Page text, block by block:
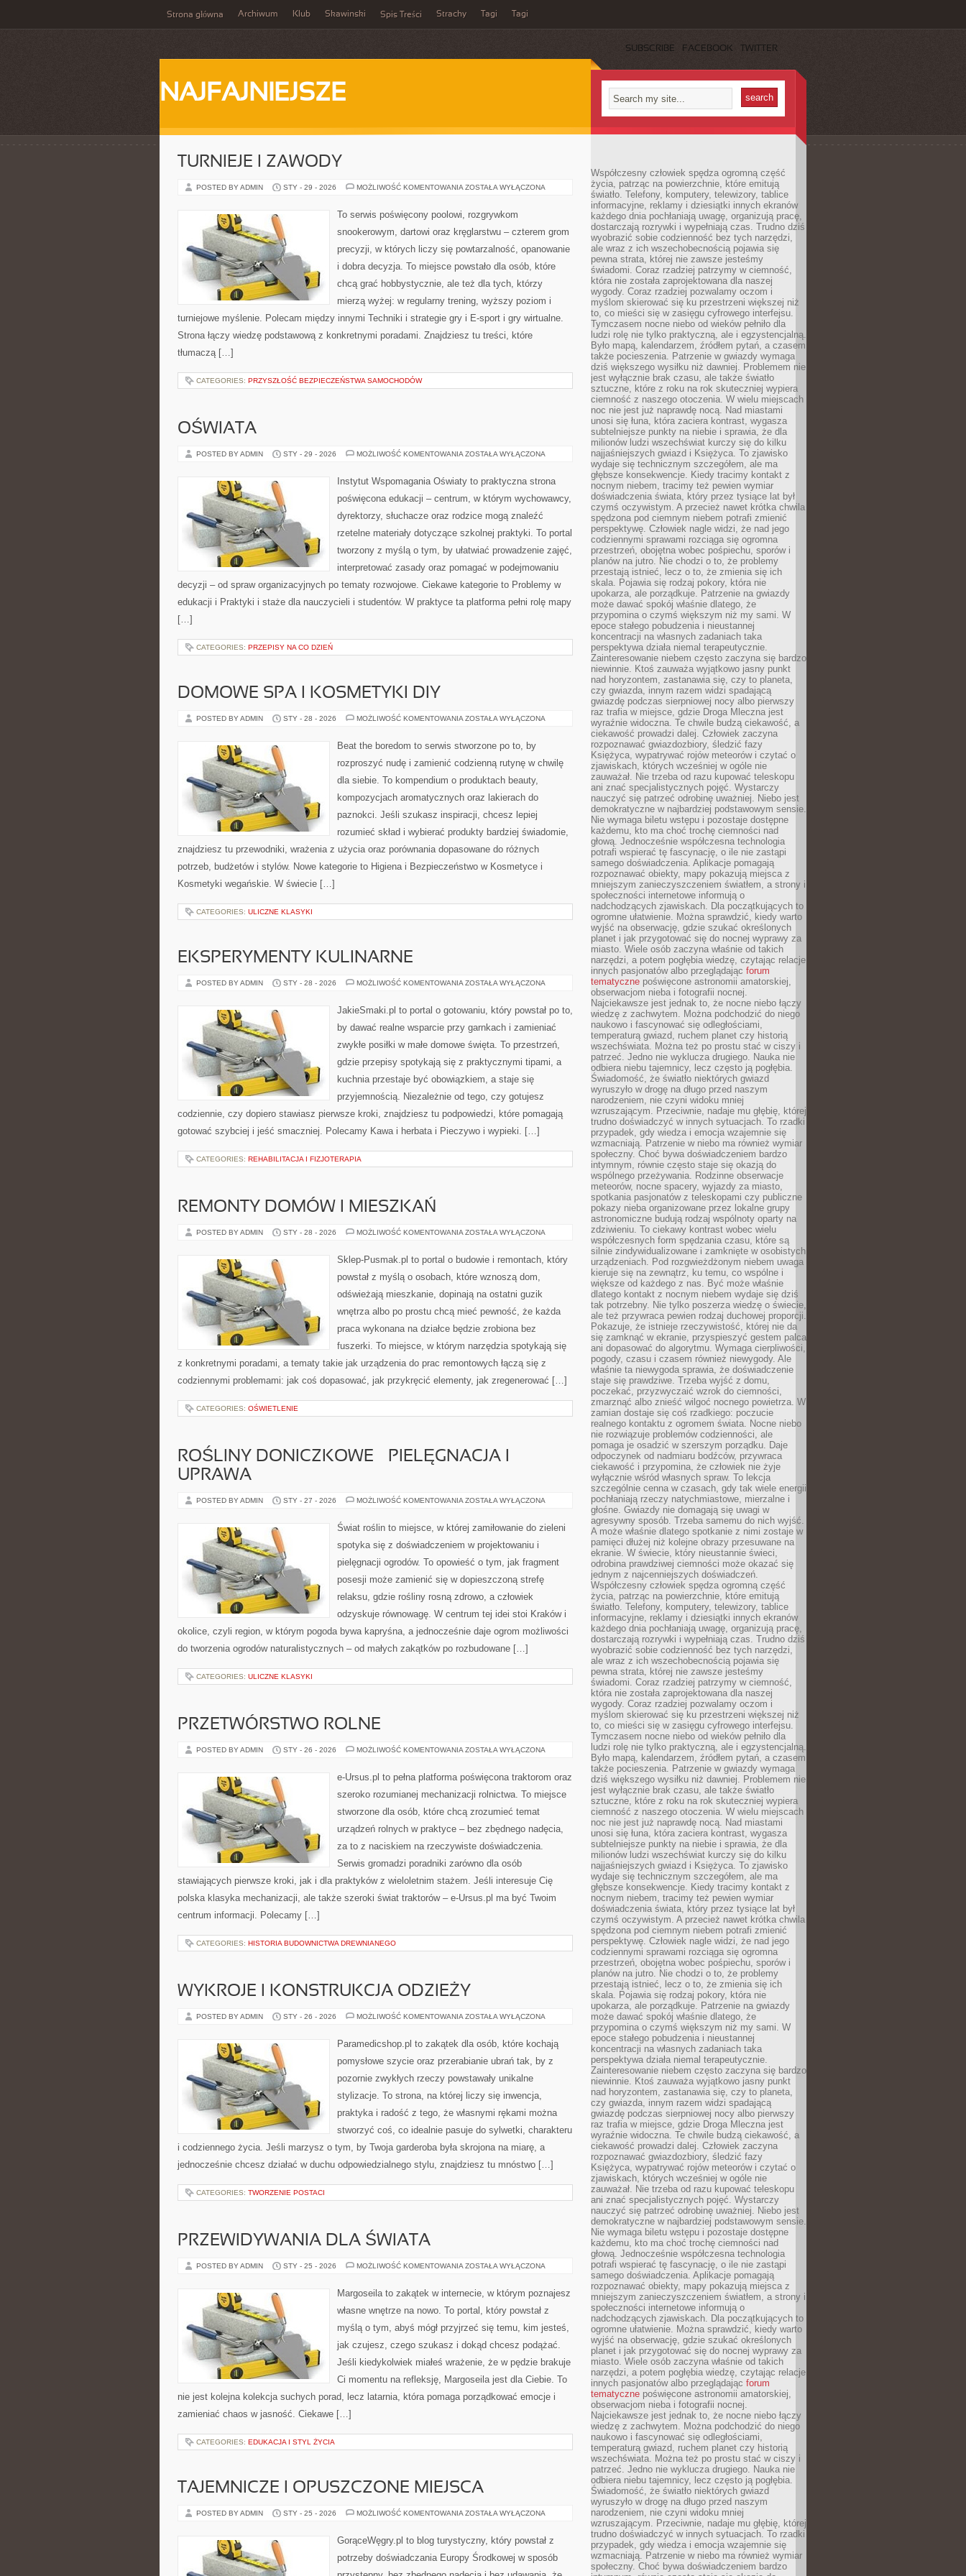
Strona główna Archiwum Klub Skawinski Spis Treści Strachy Tagi Tagi
SUBSCRIBE FACEBOOK TWITTER
NAJFAJNIEJSZE
TURNIEJE I ZAWODY
POSTED BY ADMIN STY - 29 - 2026 MOŻLIWOŚĆ KOMENTOWANIA TURNIEJE
ZOSTAŁA WYŁĄCZONA
To serwis poświęcony poolowi, rozgrywkom
snookerowym, dartowi oraz kręglarstwu – czterem grom
precyzji, w których liczy się powtarzalność, opanowanie
i dobra decyzja. To miejsce powstało dla osób, które
chcą grać hobbystycznie, ale też dla tych, którzy
mierzą wyżej: w regularny trening, wyższy poziom i
turniejowe myślenie. Polecam między innymi Techniki i strategie gry i E-sport i gry wirtualne.
Strona łączy wiedzę podstawową z konkretnymi poradami. Znajdziesz tu treści, które
tłumaczą […]
CATEGORIES: PRZYSZŁOŚĆ BEZPIECZEŃSTWA SAMOCHODÓW
OŚWIATA
POSTED BY ADMIN STY - 29 - 2026 MOŻLIWOŚĆ KOMENTOWANIA OŚWIATA
ZOSTAŁA WYŁĄCZONA
Instytut Wspomagania Oświaty to praktyczna strona
poświęcona edukacji – centrum, w którym wychowawcy,
dyrektorzy, słuchacze oraz rodzice mogą znaleźć
rzetelne materiały dotyczące szkolnej praktyki. To portal
tworzony z myślą o tym, by ułatwiać prowadzenie zajęć,
interpretować zasady oraz pomagać w podejmowaniu
decyzji – od spraw organizacyjnych po tematy rozwojowe. Ciekawe kategorie to Problemy w
edukacji i Praktyki i staże dla nauczycieli i studentów. W praktyce ta platforma pełni rolę mapy
[…]
CATEGORIES: PRZEPISY NA CO DZIEŃ
DOMOWE SPA I KOSMETYKI DIY
POSTED BY ADMIN STY - 28 - 2026 MOŻLIWOŚĆ KOMENTOWANIA DOMOWE
DIY
ZOSTAŁA WYŁĄCZONA
Beat the boredom to serwis stworzone po to, by
rozproszyć nudę i zamienić codzienną rutynę w chwilę
dla siebie. To kompendium o produktach beauty,
kompozycjach aromatycznych oraz lakierach do
paznokci. Jeśli szukasz inspiracji, chcesz lepiej
rozumieć skład i wybierać produkty bardziej świadomie,
znajdziesz tu przewodniki, wrażenia z użycia oraz porównania dopasowane do różnych
potrzeb, budżetów i stylów. Nowe kategorie to Higiena i Bezpieczeństwo w Kosmetyce i
Kosmetyki wegańskie. W świecie […]
CATEGORIES: ULICZNE KLASYKI
EKSPERYMENTY KULINARNE
POSTED BY ADMIN STY - 28 - 2026 MOŻLIWOŚĆ KOMENTOWANIA EKSPERYMENTY
ZOSTAŁA WYŁĄCZONA
JakieSmaki.pl to portal o gotowaniu, który powstał po to,
by dawać realne wsparcie przy garnkach i zamieniać
zwykłe posiłki w małe domowe święta. To przestrzeń,
gdzie przepisy spotykają się z praktycznymi tipami, a
kuchnia przestaje być obowiązkiem, a staje się
przyjemnością. Niezależnie od tego, czy gotujesz
codziennie, czy dopiero stawiasz pierwsze kroki, znajdziesz tu podpowiedzi, które pomagają
gotować szybciej i jeść smaczniej. Polecamy Kawa i herbata i Pieczywo i wypieki. […]
CATEGORIES: REHABILITACJA I FIZJOTERAPIA
REMONTY DOMÓW I MIESZKAŃ
POSTED BY ADMIN STY - 28 - 2026 MOŻLIWOŚĆ KOMENTOWANIA REMONTY
MIESZKAŃ
ZOSTAŁA WYŁĄCZONA
Sklep-Pusmak.pl to portal o budowie i remontach, który
powstał z myślą o osobach, które wznoszą dom,
odświeżają mieszkanie, dopinają na ostatni guzik
wnętrza albo po prostu chcą mieć pewność, że każda
praca wykonana na działce będzie zrobiona bez
fuszerki. To miejsce, w którym narzędzia spotykają się
z konkretnymi poradami, a tematy takie jak urządzenia do prac remontowych łączą się z
codziennymi problemami: jak coś dopasować, jak przykręcić elementy, jak zregenerować […]
CATEGORIES: OŚWIETLENIE
ROŚLINY DONICZKOWE – PIELĘGNACJA I
UPRAWA
POSTED BY ADMIN STY - 27 - 2026 MOŻLIWOŚĆ KOMENTOWANIA ROŚLINY
PIELĘGNACJA
I
ZOSTAŁA WYŁĄCZONA
Świat roślin to miejsce, w której zamiłowanie do zieleni
spotyka się z doświadczeniem w projektowaniu i
pielęgnacji ogrodów. To opowieść o tym, jak fragment
posesji może zamienić się w dopieszczoną strefę
relaksu, gdzie rośliny rosną zdrowo, a człowiek
odzyskuje równowagę. W centrum tej idei stoi Kraków i
okolice, czyli region, w którym pogoda bywa kapryśna, a jednocześnie daje ogrom możliwości
do tworzenia ogrodów naturalistycznych – od małych zakątków po rozbudowane […]
CATEGORIES: ULICZNE KLASYKI
PRZETWÓRSTWO ROLNE
POSTED BY ADMIN STY - 26 - 2026 MOŻLIWOŚĆ KOMENTOWANIA PRZETWÓRSTWO
ZOSTAŁA WYŁĄCZONA
e-Ursus.pl to pełna platforma poświęcona traktorom oraz
szeroko rozumianej mechanizacji rolnictwa. To miejsce
stworzone dla osób, które chcą zrozumieć temat
urządzeń rolnych w praktyce – bez zbędnego nadęcia,
za to z naciskiem na rzeczywiste doświadczenia.
Serwis gromadzi poradniki zarówno dla osób
stawiających pierwsze kroki, jak i dla praktyków z wieloletnim stażem. Jeśli interesuje Cię
polska klasyka mechanizacji, ale także szeroki świat traktorów – e-Ursus.pl ma być Twoim
centrum informacji. Polecamy […]
CATEGORIES: HISTORIA BUDOWNICTWA DREWNIANEGO
WYKROJE I KONSTRUKCJA ODZIEŻY
POSTED BY ADMIN STY - 26 - 2026 MOŻLIWOŚĆ KOMENTOWANIA WYKROJE
ODZIEŻY
ZOSTAŁA WYŁĄCZONA
Paramedicshop.pl to zakątek dla osób, które kochają
pomysłowe szycie oraz przerabianie ubrań tak, by z
pozornie zwykłych rzeczy powstawały unikalne
stylizacje. To strona, na której liczy się inwencja,
praktyka i radość z tego, że własnymi rękami można
stworzyć coś, co idealnie pasuje do sylwetki, charakteru
i codziennego życia. Jeśli marzysz o tym, by Twoja garderoba była skrojona na miarę, a
jednocześnie chcesz działać w duchu odpowiedzialnego stylu, znajdziesz tu mnóstwo […]
CATEGORIES: TWORZENIE POSTACI
PRZEWIDYWANIA DLA ŚWIATA
POSTED BY ADMIN STY - 25 - 2026 MOŻLIWOŚĆ KOMENTOWANIA PRZEWIDYWANIA
ZOSTAŁA WYŁĄCZONA
Margoseila to zakątek w internecie, w którym poznajesz
własne wnętrze na nowo. To portal, który powstał z
myślą o tym, abyś mógł przyjrzeć się temu, kim jesteś,
jak czujesz, czego szukasz i dokąd chcesz podążać.
Jeśli kiedykolwiek miałeś wrażenie, że w pędzie brakuje
Ci momentu na refleksję, Margoseila jest dla Ciebie. To
nie jest kolejna kolekcja suchych porad, lecz latarnia, która pomaga porządkować emocje i
zamieniać chaos w jasność. Ciekawe […]
CATEGORIES: EDUKACJA I STYL ŻYCIA
TAJEMNICZE I OPUSZCZONE MIEJSCA
POSTED BY ADMIN STY - 25 - 2026 MOŻLIWOŚĆ KOMENTOWANIA TAJEMNICZE
MIEJSCA
ZOSTAŁA WYŁĄCZONA
GorąceWęgry.pl to blog turystyczny, który powstał z
potrzeby doświadczania Europy Środkowej w sposób
Współczesny człowiek spędza ogromną część
życia, patrząc na powierzchnie, które emitują
światło. Telefony, komputery, telewizory, tablice
informacyjne, reklamy i dziesiątki innych ekranów
każdego dnia pochłaniają uwagę, organizują pracę,
dostarczają rozrywki i wypełniają czas. Trudno dziś
wyobrazić sobie codzienność bez tych narzędzi,
ale wraz z ich wszechobecnością pojawia się
pewna strata, której nie zawsze jesteśmy
świadomi. Coraz rzadziej patrzymy w ciemność,
która nie została zaprojektowana dla naszej
wygody. Coraz rzadziej pozwalamy oczom i
myślom skierować się ku przestrzeni większej niż
to, co mieści się w zasięgu cyfrowego interfejsu.
Tymczasem nocne niebo od wieków pełniło dla
ludzi rolę nie tylko praktyczną, ale i egzystencjalną.
Było mapą, kalendarzem, źródłem pytań, a czasem
także pocieszenia. Patrzenie w gwiazdy wymaga
dziś większego wysiłku niż dawniej. Problemem nie
jest wyłącznie brak czasu, ale także światło
sztuczne, które z roku na rok skuteczniej wypiera
ciemność z naszego otoczenia. W wielu miejscach
noc nie jest już naprawdę nocą. Nad miastami
unosi się łuna, która zaciera kontrast, wygasza
subtelniejsze punkty na niebie i sprawia, że dla
milionów ludzi wszechświat kurczy się do kilku
najjaśniejszych gwiazd i Księżyca. To zjawisko
wydaje się technicznym szczegółem, ale ma
głębsze konsekwencje. Kiedy tracimy kontakt z
nocnym niebem, tracimy też pewien wymiar
doświadczenia świata, który przez tysiące lat był
czymś oczywistym. A przecież nawet krótka chwila
spędzona pod ciemnym niebem potrafi zmienić
perspektywę. Człowiek nagle widzi, że nad jego
codziennymi sprawami rozciąga się ogromna
przestrzeń, obojętna wobec pośpiechu, sporów i
planów na jutro. Nie chodzi o to, że problemy
przestają istnieć, lecz o to, że zmienia się ich
skala. Pojawia się rodzaj pokory, która nie
upokarza, ale porządkuje. Patrzenie na gwiazdy
może dawać spokój właśnie dlatego, że
przypomina o czymś większym niż my sami. W
epoce stałego pobudzenia i nieustannej
koncentracji na własnych zadaniach taka
perspektywa działa niemal terapeutycznie.
Zainteresowanie niebem często zaczyna się bardzo
niewinnie. Ktoś zauważa wyjątkowo jasny punkt
nad horyzontem, zastanawia się, czy to planeta,
czy gwiazda, innym razem widzi spadającą
gwiazdę podczas sierpniowej nocy albo pierwszy
raz trafia w miejsce, gdzie Droga Mleczna jest
wyraźnie widoczna. Te chwile budzą ciekawość, a
ciekawość prowadzi dalej. Człowiek zaczyna
rozpoznawać gwiazdozbiory, śledzić fazy
Księżyca, wypatrywać rojów meteorów i czytać o
zjawiskach, których wcześniej w ogóle nie
zauważał. Nie trzeba od razu kupować teleskopu
ani znać specjalistycznych pojęć. Wystarczy
nauczyć się patrzeć odrobinę uważniej. Niebo jest
demokratyczne w najbardziej podstawowym sensie.
Nie wymaga biletu wstępu i pozostaje dostępne
każdemu, kto ma choć trochę ciemności nad
głową. Jednocześnie współczesna technologia
potrafi wspierać tę fascynację, o ile nie zastąpi
samego doświadczenia. Aplikacje pomagają
rozpoznawać obiekty, mapy pokazują miejsca z
mniejszym zanieczyszczeniem światłem, a strony i
społeczności internetowe informują o
nadchodzących zjawiskach. Dla początkujących to
ogromne ułatwienie. Można sprawdzić, kiedy warto
wyjść na obserwację, gdzie szukać określonych
planet i jak przygotować się do nocnej wyprawy za
miasto. Wiele osób zaczyna właśnie od takich
narzędzi, a potem pogłębia wiedzę, czytając relacje
innych pasjonatów albo przeglądając forum
tematyczne poświęcone astronomii amatorskiej,
obserwacjom nieba i fotografii nocnej.
Najciekawsze jest jednak to, że nocne niebo łączy
wiedzę z zachwytem. Można podchodzić do niego
naukowo i fascynować się odległościami,
temperaturą gwiazd, ruchem planet czy historią
wszechświata. Można też po prostu stać w ciszy i
patrzeć. Jedno nie wyklucza drugiego. Nauka nie
odbiera niebu tajemnicy, lecz często ją pogłębia.
Świadomość, że światło niektórych gwiazd
wyruszyło w drogę na długo przed naszym
narodzeniem, nie czyni widoku mniej
wzruszającym. Przeciwnie, nadaje mu głębię, której
trudno doświadczyć w innych sytuacjach. To rzadki
przypadek, gdy wiedza i emocja wzajemnie się
wzmacniają. Patrzenie w niebo ma również wymiar
społeczny. Choć bywa doświadczeniem bardzo
intymnym, równie często staje się okazją do
wspólnego przeżywania. Rodzinne obserwacje
meteorów, nocne spacery, wyjazdy za miasto,
spotkania pasjonatów z teleskopami czy publiczne
pokazy nieba organizowane przez lokalne grupy
astronomiczne budują rodzaj wspólnoty oparty na
zdziwieniu. To ciekawy kontrast wobec wielu
współczesnych form spędzania czasu, które są
silnie zindywidualizowane i zamknięte w osobistych
urządzeniach. Pod rozgwieżdżonym niebem uwaga
kieruje się na zewnątrz, ku temu, co wspólne i
większe od każdego z nas. Być może właśnie
dlatego kontakt z nocnym niebem wydaje się dziś
tak potrzebny. Nie tylko poszerza wiedzę o świecie,
ale też przywraca pewien rodzaj duchowej proporcji.
Pokazuje, że istnieje rzeczywistość, której nie da
się zamknąć w ekranie, przyspieszyć gestem palca
ani dopasować do algorytmu. Wymaga cierpliwości,
pogody, czasu i czasem również niewygody. Ale
właśnie ta niewygoda sprawia, że doświadczenie
staje się prawdziwe. Trzeba wyjść z domu,
poczekać, przyzwyczaić wzrok do ciemności,
zmarznąć albo znieść wilgoć nocnego powietrza. W
zamian dostaje się coś rzadkiego: poczucie
realnego kontaktu z ogromem świata. Nocne niebo
nie rozwiązuje problemów codzienności, ale
pomaga je osadzić w szerszym porządku. Daje
odpoczynek od nadmiaru bodźców, przywraca
ciekawość i przypomina, że człowiek nie żyje
wyłącznie wśród własnych spraw. To lekcja
szczególnie cenna w czasach, gdy tak wiele energii
pochłaniają rzeczy natychmiastowe, mierzalne i
głośne. Gwiazdy nie domagają się uwagi w
agresywny sposób. Trzeba samemu do nich wyjść.
A może właśnie dlatego spotkanie z nimi zostaje w
pamięci dłużej niż kolejne obrazy przesuwane na
ekranie. W świecie, który nieustannie świeci,
odrobina prawdziwej ciemności może okazać się
jednym z najcenniejszych doświadczeń.
Współczesny człowiek spędza ogromną część
życia, patrząc na powierzchnie, które emitują
światło. Telefony, komputery, telewizory, tablice
informacyjne, reklamy i dziesiątki innych ekranów
każdego dnia pochłaniają uwagę, organizują pracę,
dostarczają rozrywki i wypełniają czas. Trudno dziś
wyobrazić sobie codzienność bez tych narzędzi,
ale wraz z ich wszechobecnością pojawia się
pewna strata, której nie zawsze jesteśmy
świadomi. Coraz rzadziej patrzymy w ciemność,
która nie została zaprojektowana dla naszej
wygody. Coraz rzadziej pozwalamy oczom i
myślom skierować się ku przestrzeni większej niż
to, co mieści się w zasięgu cyfrowego interfejsu.
Tymczasem nocne niebo od wieków pełniło dla
ludzi rolę nie tylko praktyczną, ale i egzystencjalną.
Było mapą, kalendarzem, źródłem pytań, a czasem
także pocieszenia. Patrzenie w gwiazdy wymaga
dziś większego wysiłku niż dawniej. Problemem nie
jest wyłącznie brak czasu, ale także światło
sztuczne, które z roku na rok skuteczniej wypiera
ciemność z naszego otoczenia. W wielu miejscach
noc nie jest już naprawdę nocą. Nad miastami
unosi się łuna, która zaciera kontrast, wygasza
subtelniejsze punkty na niebie i sprawia, że dla
milionów ludzi wszechświat kurczy się do kilku
najjaśniejszych gwiazd i Księżyca. To zjawisko
wydaje się technicznym szczegółem, ale ma
głębsze konsekwencje. Kiedy tracimy kontakt z
nocnym niebem, tracimy też pewien wymiar
doświadczenia świata, który przez tysiące lat był
czymś oczywistym. A przecież nawet krótka chwila
spędzona pod ciemnym niebem potrafi zmienić
perspektywę. Człowiek nagle widzi, że nad jego
codziennymi sprawami rozciąga się ogromna
przestrzeń, obojętna wobec pośpiechu, sporów i
planów na jutro. Nie chodzi o to, że problemy
przestają istnieć, lecz o to, że zmienia się ich
skala. Pojawia się rodzaj pokory, która nie
upokarza, ale porządkuje. Patrzenie na gwiazdy
może dawać spokój właśnie dlatego, że
przypomina o czymś większym niż my sami. W
epoce stałego pobudzenia i nieustannej
koncentracji na własnych zadaniach taka
perspektywa działa niemal terapeutycznie.
Zainteresowanie niebem często zaczyna się bardzo
niewinnie. Ktoś zauważa wyjątkowo jasny punkt
nad horyzontem, zastanawia się, czy to planeta,
czy gwiazda, innym razem widzi spadającą
gwiazdę podczas sierpniowej nocy albo pierwszy
raz trafia w miejsce, gdzie Droga Mleczna jest
wyraźnie widoczna. Te chwile budzą ciekawość, a
ciekawość prowadzi dalej. Człowiek zaczyna
rozpoznawać gwiazdozbiory, śledzić fazy
Księżyca, wypatrywać rojów meteorów i czytać o
zjawiskach, których wcześniej w ogóle nie
zauważał. Nie trzeba od razu kupować teleskopu
ani znać specjalistycznych pojęć. Wystarczy
nauczyć się patrzeć odrobinę uważniej. Niebo jest
demokratyczne w najbardziej podstawowym sensie.
Nie wymaga biletu wstępu i pozostaje dostępne
każdemu, kto ma choć trochę ciemności nad
głową. Jednocześnie współczesna technologia
potrafi wspierać tę fascynację, o ile nie zastąpi
samego doświadczenia. Aplikacje pomagają
rozpoznawać obiekty, mapy pokazują miejsca z
mniejszym zanieczyszczeniem światłem, a strony i
społeczności internetowe informują o
nadchodzących zjawiskach. Dla początkujących to
ogromne ułatwienie. Można sprawdzić, kiedy warto
wyjść na obserwację, gdzie szukać określonych
planet i jak przygotować się do nocnej wyprawy za
miasto. Wiele osób zaczyna właśnie od takich
narzędzi, a potem pogłębia wiedzę, czytając relacje
innych pasjonatów albo przeglądając forum
tematyczne poświęcone astronomii amatorskiej,
obserwacjom nieba i fotografii nocnej.
Najciekawsze jest jednak to, że nocne niebo łączy
wiedzę z zachwytem. Można podchodzić do niego
naukowo i fascynować się odległościami,
temperaturą gwiazd, ruchem planet czy historią
wszechświata. Można też po prostu stać w ciszy i
patrzeć. Jedno nie wyklucza drugiego. Nauka nie
odbiera niebu tajemnicy, lecz często ją pogłębia.
Świadomość, że światło niektórych gwiazd
wyruszyło w drogę na długo przed naszym
narodzeniem, nie czyni widoku mniej
wzruszającym. Przeciwnie, nadaje mu głębię, której
trudno doświadczyć w innych sytuacjach. To rzadki
przypadek, gdy wiedza i emocja wzajemnie się
wzmacniają. Patrzenie w niebo ma również wymiar
społeczny. Choć bywa doświadczeniem bardzo